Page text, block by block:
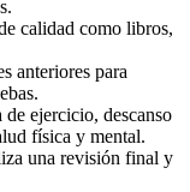
calidad como libros,
anteriores para
ejercicio, descanso
física y mental.
una revisión final y